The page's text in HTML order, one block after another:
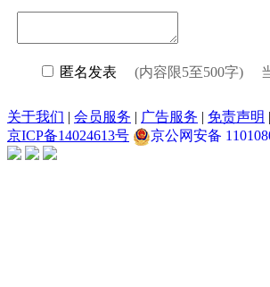
匿名发表 (内容限5至500字)
关于我们 | 会员服务 | 广告服务 | 免责声明 |
京ICP备14024613号
京公网安备